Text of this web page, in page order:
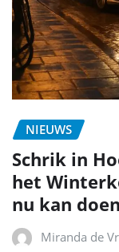
NIEUWS
Schrik in
het
nu kan doen
Miranda de